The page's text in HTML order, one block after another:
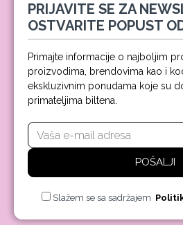
PRIJAVITE SE ZA
OSTVARITE POPUST
Primajte informacije o najboljim
proizvodima, brendovima kao i
ekskluzivnim ponudama koje su
primateljima biltena.
POŠALJI
Slažem se sa sadržajem